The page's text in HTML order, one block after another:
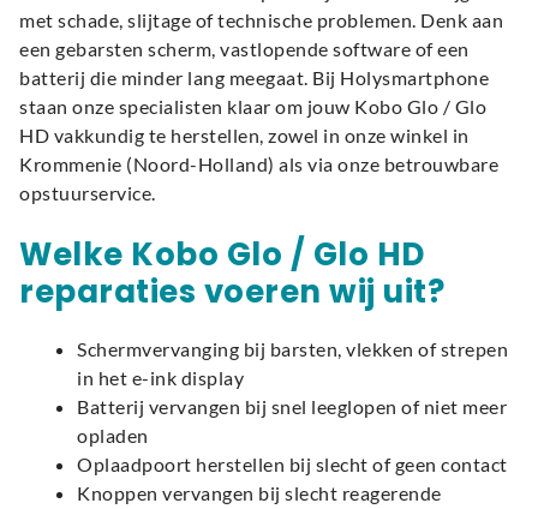
met schade, slijtage of technische problemen. Denk aan
een gebarsten scherm, vastlopende software of een
batterij die minder lang meegaat. Bij Holysmartphone
staan onze specialisten klaar om jouw Kobo Glo / Glo
HD vakkundig te herstellen, zowel in onze winkel in
Krommenie (Noord-Holland) als via onze betrouwbare
opstuurservice.
Welke Kobo Glo / Glo HD
reparaties voeren wij uit?
Schermvervanging bij barsten, vlekken of strepen
in het e-ink display
Batterij vervangen bij snel leeglopen of niet meer
opladen
Oplaadpoort herstellen bij slecht of geen contact
Knoppen vervangen bij slecht reagerende